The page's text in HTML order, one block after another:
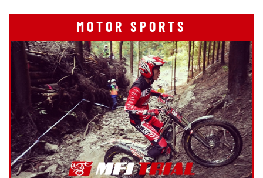
MOTOR SPORTS